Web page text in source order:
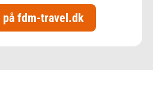
på fdm-travel.dk